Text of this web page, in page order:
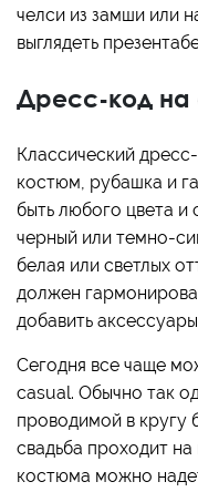
челси из замши или
выглядеть
Дресс-код на
Классический
костюм, рубашка и
быть любого цвета и
черный или темно-
белая или светлых
должен
добавить
Сегодня все чаще
casual. Обычно так
проводимой в кругу
свадьба проходит
костюма можно